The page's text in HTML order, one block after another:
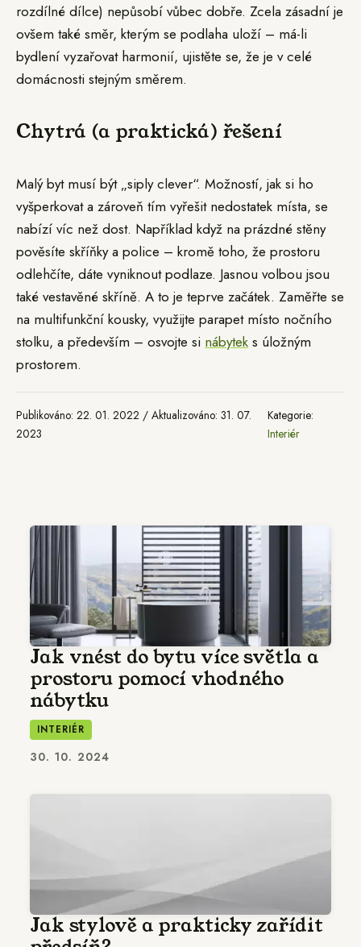
rozdílné dílce) nepůsobí vůbec dobře. Zcela zásadní je
ovšem také směr, kterým se podlaha uloží – má-li
bydlení vyzařovat harmonií, ujistěte se, že je v celé
domácnosti stejným směrem.
Chytrá (a praktická) řešení
Malý byt musí být „siply clever“. Možností, jak si ho
vyšperkovat a zároveň tím vyřešit nedostatek místa, se
nabízí víc než dost. Například když na prázdné stěny
pověsíte skříňky a police – kromě toho, že prostoru
odlehčíte, dáte vyniknout podlaze. Jasnou volbou jsou
také vestavěné skříně. A to je teprve začátek. Zaměřte se
na multifunkční kousky, využijte parapet místo nočního
stolku, a především – osvojte si nábytek s úložným
prostorem.
Publikováno: 22. 01. 2022 / Aktualizováno: 31. 07.
2023
Kategorie:
Interiér
Jak vnést do bytu více světla a
prostoru pomocí vhodného
nábytku
INTERIÉR
30. 10. 2024
Jak stylově a prakticky zařídit